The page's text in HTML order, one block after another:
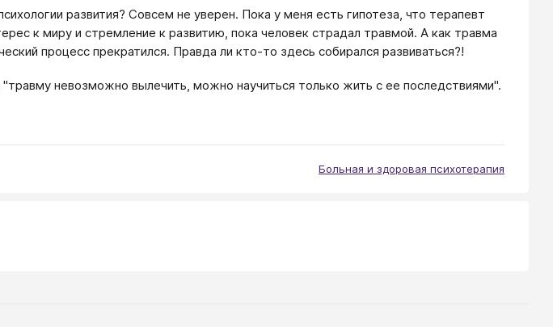
развития? Совсем не уверен. Пока у меня есть гипотеза, что терапевт
к миру и стремление к развитию, пока человек страдал травмой. А как травма
процесс прекратился. Правда ли кто-то здесь собирался развиваться?!
невозможно вылечить, можно научиться только жить с ее последствиями".
Больная и здоровая психотерапия